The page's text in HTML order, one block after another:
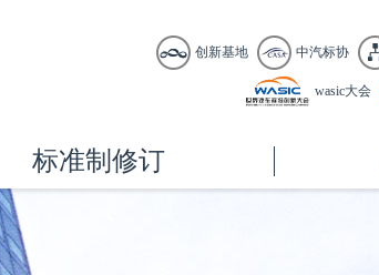
创新基地 中汽标协
wasic大会
标准制修订